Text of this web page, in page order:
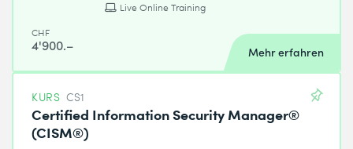
Live Online Training
CHF
4'900.– Mehr erfahren
KURS CS1
Certified Information Security Manager®
(CISM®)